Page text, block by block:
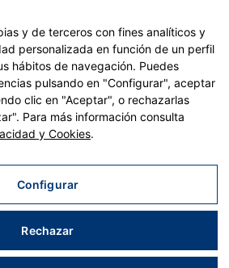
y Resiliencia – Financiado por
establecido por el Reglamento (UE)
Europeo y del Consejo, de 12 de febrero
|Política de cookies|Accesibilidad|Mapa web
y de terceros con fines analíticos y
personalizada en función de un perfil
hábitos de navegación. Puedes
pulsando en "Configurar", aceptar
clic en "Aceptar", o rechazarlas
Para más información consulta
y Cookies.
Configurar
Rechazar